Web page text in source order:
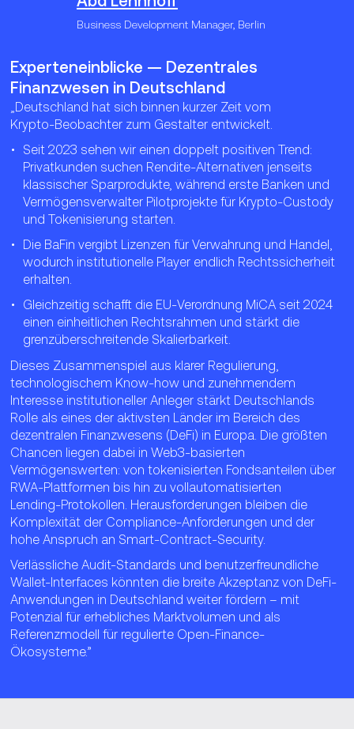
eingeschränkter Zugang zu Bankdienstleistungen
lassen die Nachfrage nach Stablecoins explodieren.
Layer‑2‑Lösungen steigern Skalierbarkeit und Effizienz.
Immobilien oder Anleihen
On‑Chain‑Liquidität überführt und erschließen neue
Investorengruppen.
Layer‑2‑/Skalierung– Rollups und Validium‑Ansätze
senken Gas‑Fees drastisch.
Cross‑Chain‑Interoperabilität– Bridges ermöglichen
nahtlose Asset‑Transfers über Blockchains hinweg.
RegFi– KYC‑/AML‑konforme Protokolle ebnen den
Weg für institutionelle Adoption.
Diese Trends markieren den Übergang von
experimentellen Proof‑of‑Concepts zu skalierbaren,
regulierungskonformen Lösungen – ein entscheidender
Schritt, damit DeFi sein disruptives Potenzial voll entfalten
kann.
Experteneinblicke — Dezentrales
Finanzwesen in Deutschland
„Deutschland hat sich binnen kurzer Zeit vom
Krypto‑Beobachter zum Gestalter entwickelt.
Seit 2023 sehen wir einen doppelt positiven Trend:
Privatkunden suchen Rendite‑Alternativen jenseits
klassischer Sparprodukte, während erste Banken und
Vermögensverwalter Pilotprojekte für Krypto‑Custody
und Tokenisierung starten.
Die BaFin vergibt Lizenzen für Verwahrung und Handel,
wodurch institutionelle Player endlich Rechtssicherheit
erhalten.
Gleichzeitig schafft die EU‑Verordnung MiCA seit 2024
einen einheitlichen Rechtsrahmen und stärkt die
grenzüberschreitende Skalierbarkeit.
Dieses Zusammenspiel aus klarer Regulierung,
technologischem Know-how und zunehmendem
Interesse institutioneller Anleger stärkt Deutschlands
Rolle als eines der aktivsten Länder im Bereich des
dezentralen Finanzwesens (DeFi) in Europa. Die größten
Chancen liegen dabei in Web3‑basierten
Vermögenswerten: von tokenisierten Fondsanteilen über
RWA‑Plattformen bis hin zu vollautomatisierten
Lending‑Protokollen. Herausforderungen bleiben die
Komplexität der Compliance‑Anforderungen und der
hohe Anspruch an Smart‑Contract‑Security.
Verlässliche Audit-Standards und benutzerfreundliche
Wallet-Interfaces könnten die breite Akzeptanz von DeFi-
Anwendungen in Deutschland weiter fördern – mit
Potenzial für erhebliches Marktvolumen und als
Referenzmodell für regulierte Open-Finance-
Ökosysteme.”
Business Development Manager, Berlin